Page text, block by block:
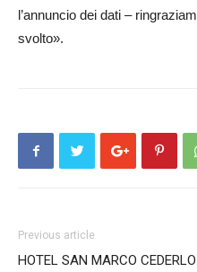
l’annuncio dei dati –
svolto».
Previous article
HOTEL SAN MARCO CEDERLO